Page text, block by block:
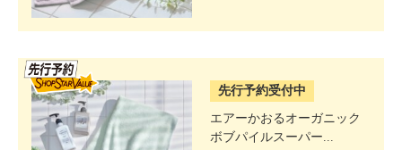
先行予約受付中
エアーかおるオーガニック
ボブパイルスーパー...